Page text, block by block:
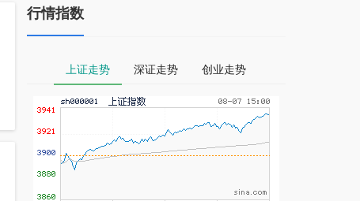
行情指数
上证走势 深证走势 创业走势